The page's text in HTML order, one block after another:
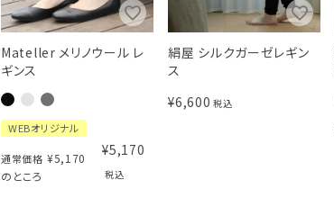
Mateller メリノウール レ
ギンス
WEBオリジナル
通常価格 ¥5,170
のところ
¥5,170
税込
絹屋 シルクガーゼレギン
ス
¥6,600 税込